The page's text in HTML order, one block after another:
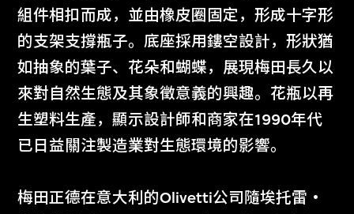
組件相扣而成，並由橡皮圈固定，形成十字形
的支架支撐瓶子。底座採用鏤空設計，形狀猶
如抽象的葉子、花朵和蝴蝶，展現梅田長久以
來對自然生態及其象徵意義的興趣。花瓶以再
生塑料生產，顯示設計師和商家在1990年代
已日益關注製造業對生態環境的影響。
梅田正德在意大利的Olivetti公司隨埃托雷‧